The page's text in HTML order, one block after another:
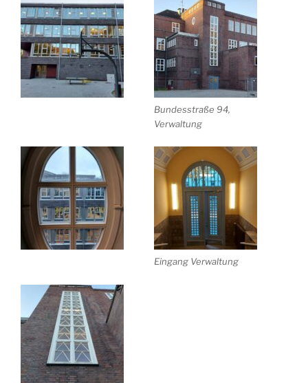
Bundesstraße 94,
Verwaltung
Eingang Verwaltung